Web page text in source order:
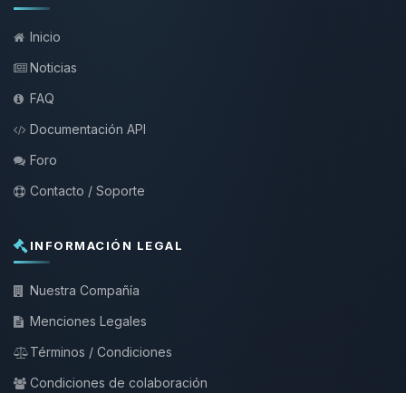
Inicio
Noticias
FAQ
Documentación API
Foro
Contacto / Soporte
INFORMACIÓN LEGAL
Nuestra Compañía
Menciones Legales
Términos / Condiciones
Condiciones de colaboración